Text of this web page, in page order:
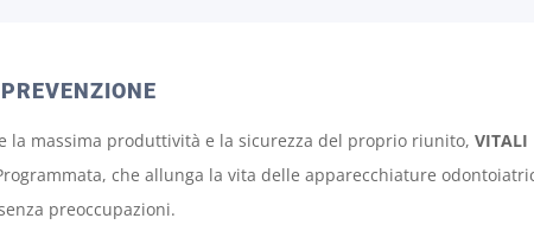
la massima produttività e la sicurezza del proprio riunito, VITALI
che allunga la vita delle apparecchiature
preoccupazioni.